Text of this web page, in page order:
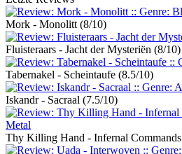
Mork - Monolitt (8/10)
Fluisteraars - Jacht der Mysteriën (8/10)
Tabernakel - Scheintaufe (8.5/10)
Iskandr - Sacraal (7.5/10)
Thy Killing Hand - Infernal Commands